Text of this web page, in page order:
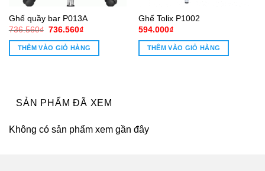
Ghế quầy bar P013A
736.560₫ Giá
là:
736.560₫.
736.560₫Giá
tại
là:
THÊM VÀO GIỎ HÀNG
Ghế Tolix P1002
594.000₫
THÊM VÀO GIỎ HÀNG
SẢN PHẨM ĐÃ XEM
Không có sản phẩm xem gần đây